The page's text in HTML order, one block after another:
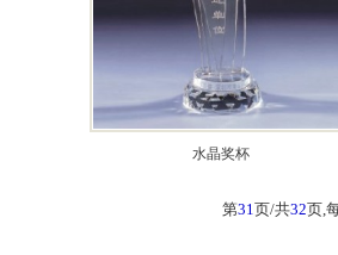
水晶奖杯
第31页/共32页,